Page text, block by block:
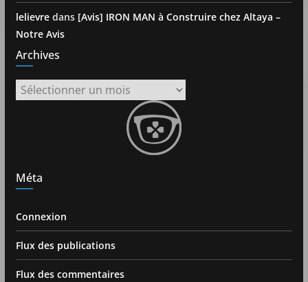
lelievredans [Avis] IRON MAN à Construire chez Altaya –
Notre Avis
Archives
Archives
Méta
Connexion
Flux des publications
Flux des commentaires